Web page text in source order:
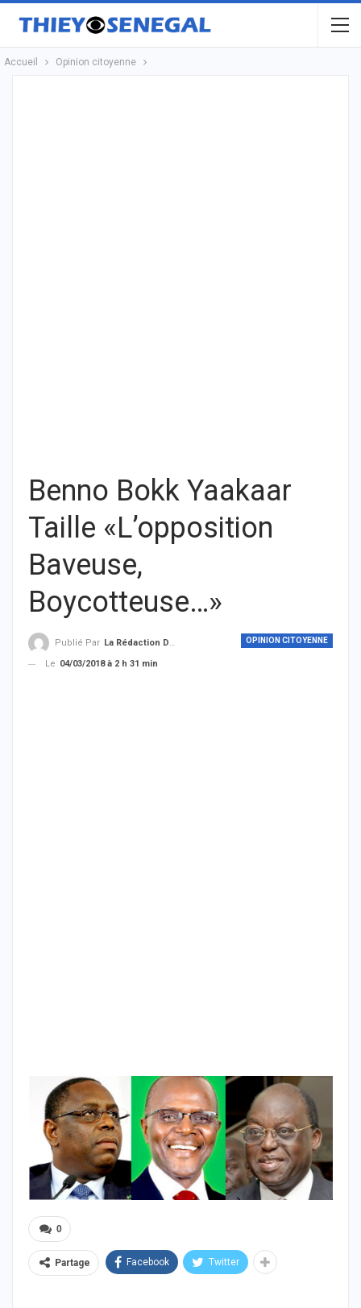
Accueil Opinion citoyenne
Benno Bokk Yaakaar
Taille «L’opposition
Baveuse,
Boycotteuse…»
OPINION CITOYENNE
Publié Par La Rédaction De THIEYSENEGAL.com
Le 04/03/2018 à 2 h 31 min
0
Partage Facebook Twitter